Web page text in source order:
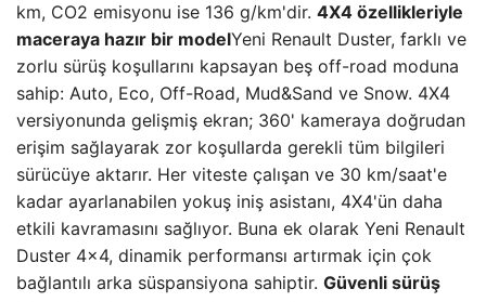
km, CO2 emisyonu ise 136 g/km'dir. 4X4 özellikleriyle
maceraya hazır bir modelYeni Renault Duster, farklı ve
zorlu sürüş koşullarını kapsayan beş off-road moduna
sahip: Auto, Eco, Off-Road, Mud&Sand ve Snow. 4X4
versiyonunda gelişmiş ekran; 360' kameraya doğrudan
erişim sağlayarak zor koşullarda gerekli tüm bilgileri
sürücüye aktarır. Her viteste çalışan ve 30 km/saat'e
kadar ayarlanabilen yokuş iniş asistanı, 4X4'ün daha
etkili kavramasını sağlıyor. Buna ek olarak Yeni Renault
Duster 4×4, dinamik performansı artırmak için çok
bağlantılı arka süspansiyona sahiptir. Güvenli sürüş